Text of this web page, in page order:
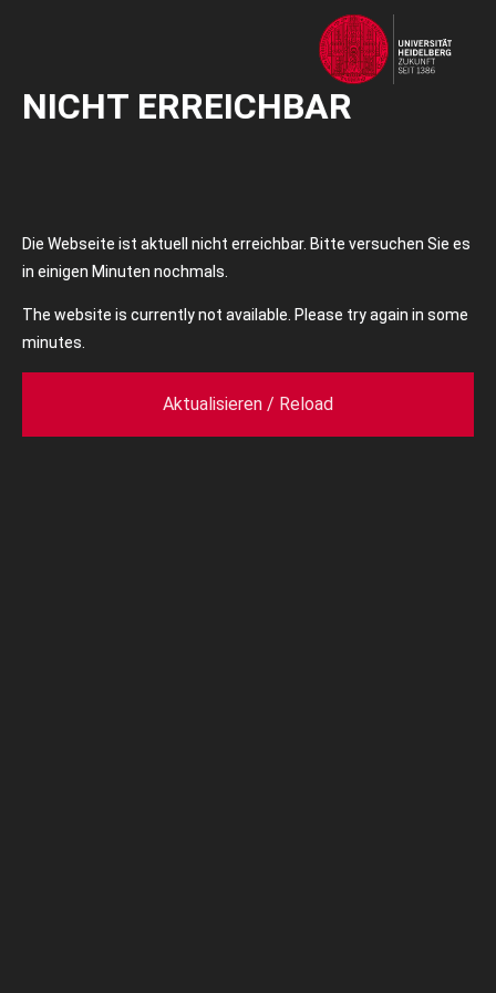
NICHT ERREICHBAR
Die Webseite ist aktuell nicht erreichbar. Bitte versuchen Sie es
in einigen Minuten nochmals.
The website is currently not available. Please try again in some
minutes.
Aktualisieren / Reload